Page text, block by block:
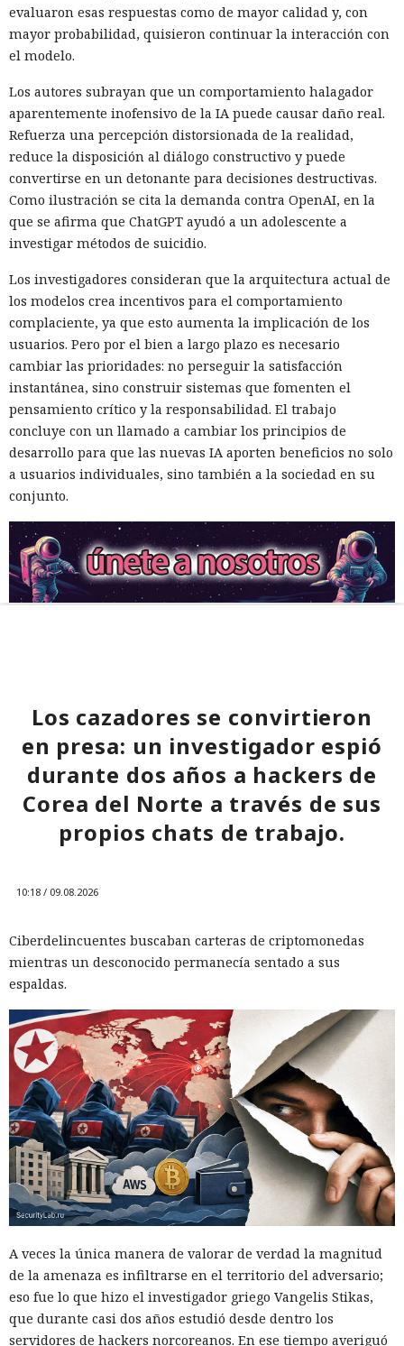
evaluaron esas respuestas como de mayor calidad y, con
mayor probabilidad, quisieron continuar la interacción con
el modelo.
Los autores subrayan que un comportamiento halagador
aparentemente inofensivo de la IA puede causar daño real.
Refuerza una percepción distorsionada de la realidad,
reduce la disposición al diálogo constructivo y puede
convertirse en un detonante para decisiones destructivas.
Como ilustración se cita la demanda contra OpenAI, en la
que se afirma que ChatGPT ayudó a un adolescente a
investigar métodos de suicidio.
Los investigadores consideran que la arquitectura actual de
los modelos crea incentivos para el comportamiento
complaciente, ya que esto aumenta la implicación de los
usuarios. Pero por el bien a largo plazo es necesario
cambiar las prioridades: no perseguir la satisfacción
instantánea, sino construir sistemas que fomenten el
pensamiento crítico y la responsabilidad. El trabajo
concluye con un llamado a cambiar los principios de
desarrollo para que las nuevas IA aporten beneficios no solo
a usuarios individuales, sino también a la sociedad en su
conjunto.
Los cazadores se convirtieron
en presa: un investigador espió
durante dos años a hackers de
Corea del Norte a través de sus
propios chats de trabajo.
10:18 / 09.08.2026
Ciberdelincuentes buscaban carteras de criptomonedas
mientras un desconocido permanecía sentado a sus
espaldas.
A veces la única manera de valorar de verdad la magnitud
de la amenaza es infiltrarse en el territorio del adversario;
eso fue lo que hizo el investigador griego Vangelis Stikas,
que durante casi dos años estudió desde dentro los
servidores de hackers norcoreanos. En ese tiempo averiguó